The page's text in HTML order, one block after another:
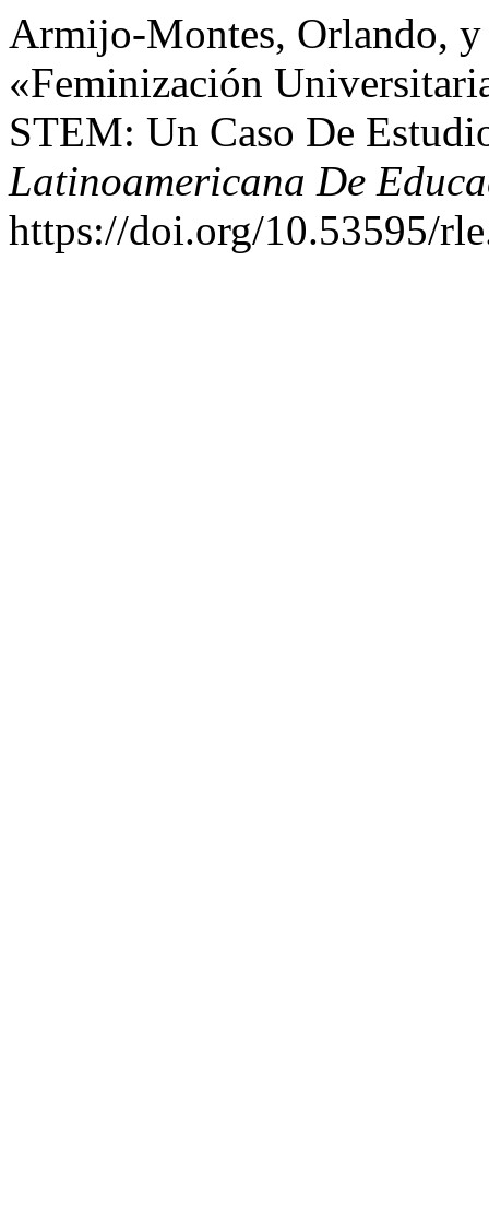
Armijo-Montes, Orlando,
«Feminización
STEM: Un Caso De
Latinoamericana De
https://doi.org/10.53595/